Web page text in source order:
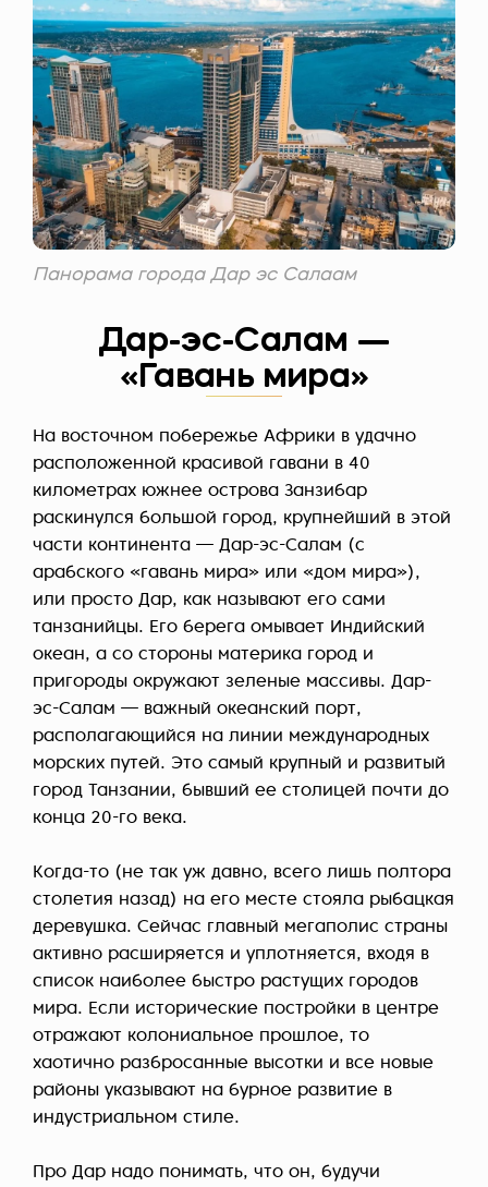
Панорама города Дар эс Салаам
Дар-эс-Салам —
«Гавань мира»
На восточном побережье Африки в удачно
расположенной красивой гавани в 40
километрах южнее острова Занзибар
раскинулся большой город, крупнейший в этой
части континента — Дар-эс-Салам (с
арабского «гавань мира» или «дом мира»),
или просто Дар, как называют его сами
танзанийцы. Его берега омывает Индийский
океан, а со стороны материка город и
пригороды окружают зеленые массивы. Дар-
эс-Салам — важный океанский порт,
располагающийся на линии международных
морских путей. Это самый крупный и развитый
город Танзании, бывший ее столицей почти до
конца 20-го века.
Когда-то (не так уж давно, всего лишь полтора
столетия назад) на его месте стояла рыбацкая
деревушка. Сейчас главный мегаполис страны
активно расширяется и уплотняется, входя в
список наиболее быстро растущих городов
мира. Если исторические постройки в центре
отражают колониальное прошлое, то
хаотично разбросанные высотки и все новые
районы указывают на бурное развитие в
индустриальном стиле.
Про Дар надо понимать, что он, будучи